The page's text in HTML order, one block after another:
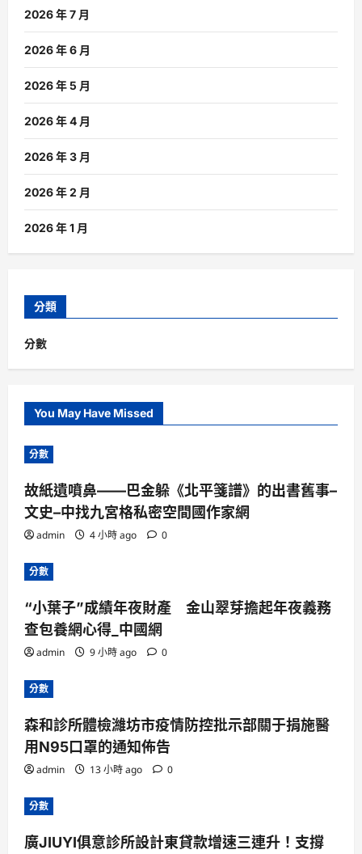
2026 年 7 月
2026 年 6 月
2026 年 5 月
2026 年 4 月
2026 年 3 月
2026 年 2 月
2026 年 1 月
分類
分數
You May Have Missed
分數
故紙遺噴鼻——巴金躲《北平箋譜》的出書舊事–
文史–中找九宮格私密空間國作家網
admin 4 小時 ago 0
分數
“小葉子”成績年夜財產 金山翠芽擔起年夜義務
查包養網心得_中國網
admin 9 小時 ago 0
分數
森和診所體檢濰坊市疫情防控批示部關于捐施醫
用N95口罩的通知佈告
admin 13 小時 ago 0
分數
廣JIUYI俱意診所設計東貸款增速三連升！支撐